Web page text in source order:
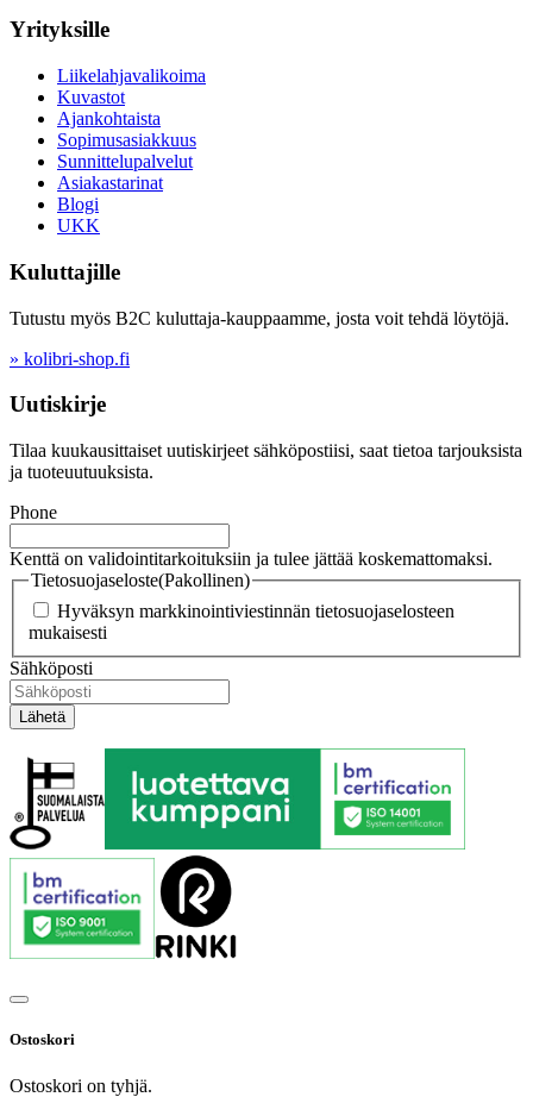
Yrityksille
Liikelahjavalikoima
Kuvastot
Ajankohtaista
Sopimusasiakkuus
Sunnittelupalvelut
Asiakastarinat
Blogi
UKK
Kuluttajille
Tutustu myös B2C kuluttaja-kauppaamme, josta voit tehdä löytöjä.
» kolibri-shop.fi
Uutiskirje
Tilaa kuukausittaiset uutiskirjeet sähköpostiisi, saat tietoa tarjouksista
ja tuoteuutuuksista.
Phone
Kenttä on validointitarkoituksiin ja tulee jättää koskemattomaksi.
Tietosuojaseloste(Pakollinen)
Hyväksyn markkinointiviestinnän tietosuojaselosteen
mukaisesti
Sähköposti
Ostoskori
Ostoskori on tyhjä.